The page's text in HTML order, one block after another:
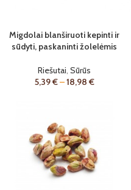
Migdolai blanširuoti kepinti ir
sūdyti, paskaninti žolelėmis
Riešutai, Sūrūs
5,39€–18,98 €